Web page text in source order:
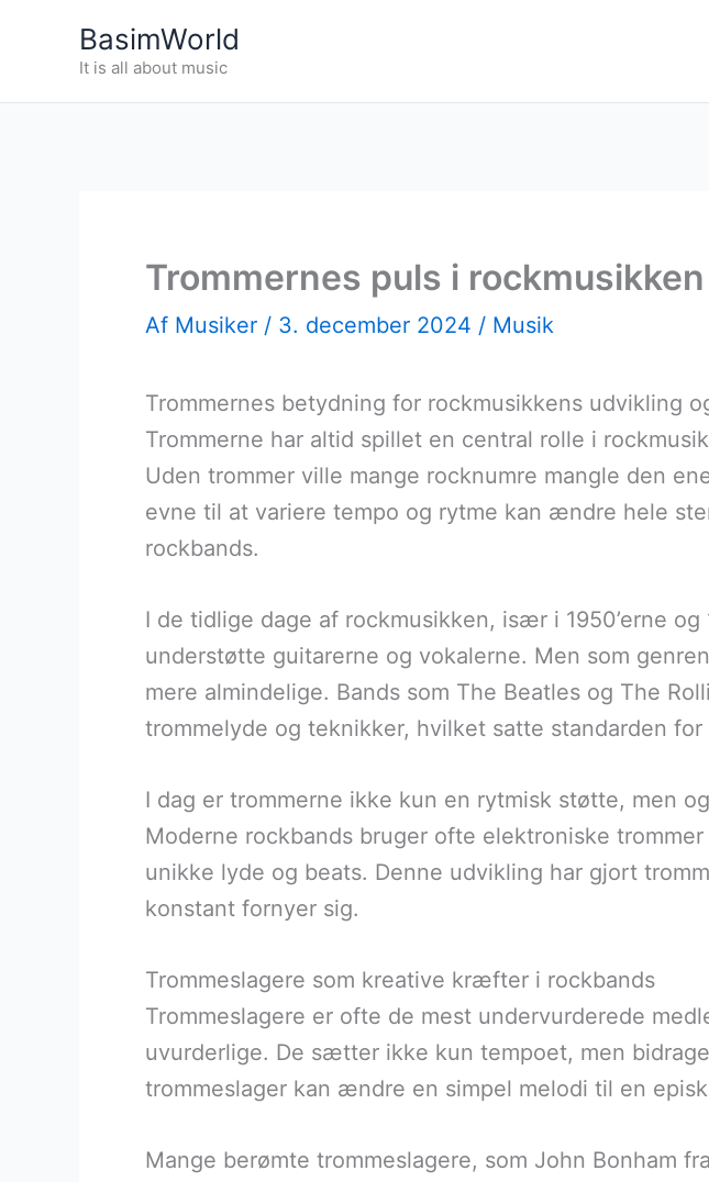
BasimWorld
It is all about music
Trommernes puls i rockmusikken
Af Musiker / 3. december 2024 / Musik
Trommernes betydning for rockmusikkens udvikling
Trommerne har altid spillet en central rolle i
Uden trommer ville mange rocknumre mangle den
evne til at variere tempo og rytme kan ændre hele
rockbands.
I de tidlige dage af rockmusikken, især i 1950’erne
understøtte guitarerne og vokalerne. Men som
mere almindelige. Bands som The Beatles og The
trommelyde og teknikker, hvilket satte standarden
I dag er trommerne ikke kun en rytmisk støtte, men
Moderne rockbands bruger ofte elektroniske
unikke lyde og beats. Denne udvikling har gjort
konstant fornyer sig.
Trommeslagere som kreative kræfter i rockbands
Trommeslagere er ofte de mest undervurderede
uvurderlige. De sætter ikke kun tempoet, men
trommeslager kan ændre en simpel melodi til en
Mange berømte trommeslagere, som John Bonham